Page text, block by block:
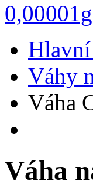
0,00001g
Váhy
Váha
Váha